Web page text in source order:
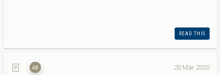
READ THIS
20 Mar 2020